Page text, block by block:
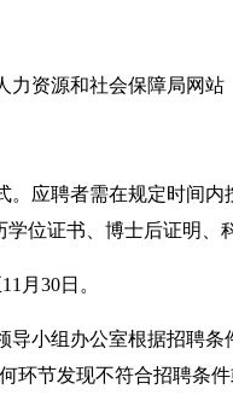
力资源和社会保障局网站
。应聘者需在规定时间内
位证书、博士后证明、
1 1 月 30日。
导小组办公室根据招聘条
环节发现不符合招聘条